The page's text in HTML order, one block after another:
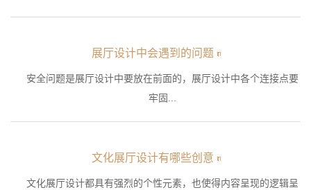
展厅设计中会遇到的问题
安全问题是展厅设计中要放在前面的，展厅设计中各个连接点要
牢固...
文化展厅设计有哪些创意
文化展厅设计都具有强烈的个性元素，也使得内容呈现的逻辑呈